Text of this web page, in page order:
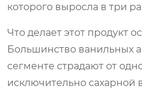
которого выросла в три
Что делает этот продукт
Большинство ванильных
сегменте страдают от
исключительно сахарной